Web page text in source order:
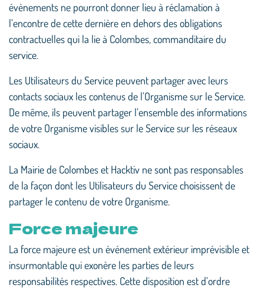
évènements ne pourront donner lieu à réclamation à
l’encontre de cette dernière en dehors des obligations
contractuelles qui la lie à Colombes, commanditaire du
service.
Les Utilisateurs du Service peuvent partager avec leurs
contacts sociaux les contenus de l’Organisme sur le Service.
De même, ils peuvent partager l’ensemble des informations
de votre Organisme visibles sur le Service sur les réseaux
sociaux.
La Mairie de Colombes et Hacktiv ne sont pas responsables
de la façon dont les Utilisateurs du Service choisissent de
partager le contenu de votre Organisme.
Force majeure
La force majeure est un événement extérieur imprévisible et
insurmontable qui exonère les parties de leurs
responsabilités respectives. Cette disposition est d’ordre